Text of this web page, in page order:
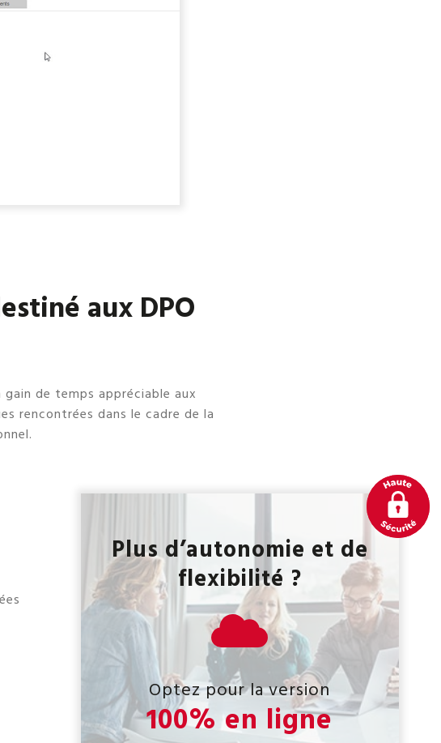
aux DPO
de temps appréciable aux
rencontrées dans le cadre de la
Plus d’autonomie et de
flexibilité ?
Optez pour la version
100% en ligne